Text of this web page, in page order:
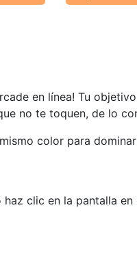
en línea! Tu
no te toquen, de lo
color para
clic en la pantalla